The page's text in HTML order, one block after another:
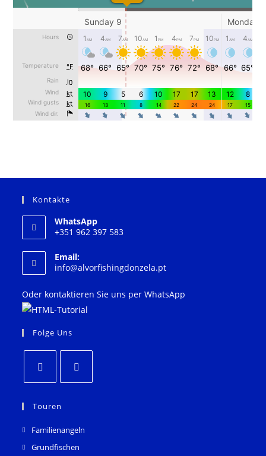
Kontakte
WhatsApp
+351 962 397 583
Email:
info@alvorfishingdonzela.ptÖffnet
Anwendung
Oder kontaktieren Sie uns per WhatsApp
Folge Uns
in
neuen
Tab
in
neuen
Tab
Touren
Familienangeln
Grundfischen